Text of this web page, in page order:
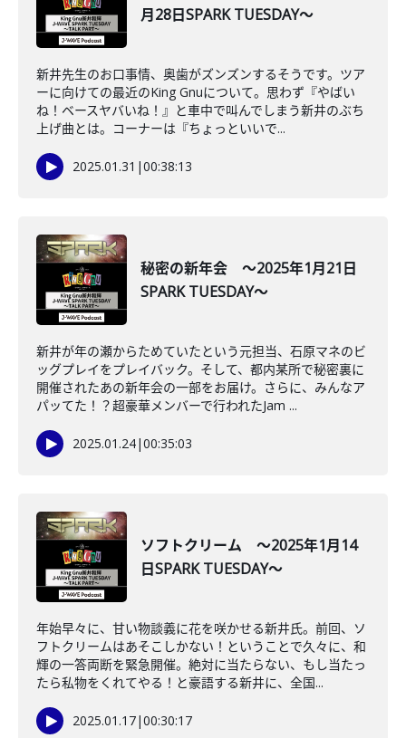
月28日SPARK TUESDAY～
新井先生のお口事情、奥歯がズンズンするそうです。ツア
ーに向けての最近のKing Gnuについて。思わず『やばい
ね！ベースヤバいね！』と車中で叫んでしまう新井のぶち
上げ曲とは。コーナーは『ちょっといいで...
2025.01.31 |00:38:13
秘密の新年会 ～2025年1月21日
SPARK TUESDAY～
新井が年の瀬からためていたという元担当、石原マネのビ
ッグプレイをプレイバック。そして、都内某所で秘密裏に
開催されたあの新年会の一部をお届け。さらに、みんなア
パッてた！？超豪華メンバーで行われたJam ...
2025.01.24|00:35:03
ソフトクリーム ～2025年1月14
日SPARK TUESDAY～
年始早々に、甘い物談義に花を咲かせる新井氏。前回、ソ
フトクリームはあそこしかない！ということで久々に、和
輝の一答両断を緊急開催。絶対に当たらない、もし当たっ
たら私物をくれてやる！と豪語する新井に、全国...
2025.01.17|00:30:17